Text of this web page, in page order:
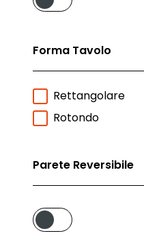
Forma Tavolo
Rettangolare
Rotondo
Parete Reversibile